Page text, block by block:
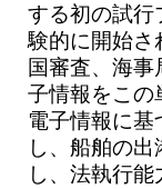
する初の試行
験的に開始さ
国審査、海事
子情報をこの
電子情報に
し、船舶の
し、法執行能